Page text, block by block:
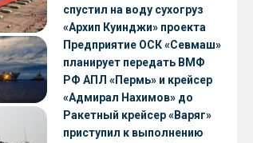
спустил на воду сухогруз
«Архип Куинджи» проекта
RSD59
Предприятие ОСК «Севмаш»
планирует передать ВМФ
РФ АПЛ «Пермь» и крейсер
«Адмирал Нахимов» до
конца 2026 года
Ракетный крейсер «Варяг»
приступил к выполнению